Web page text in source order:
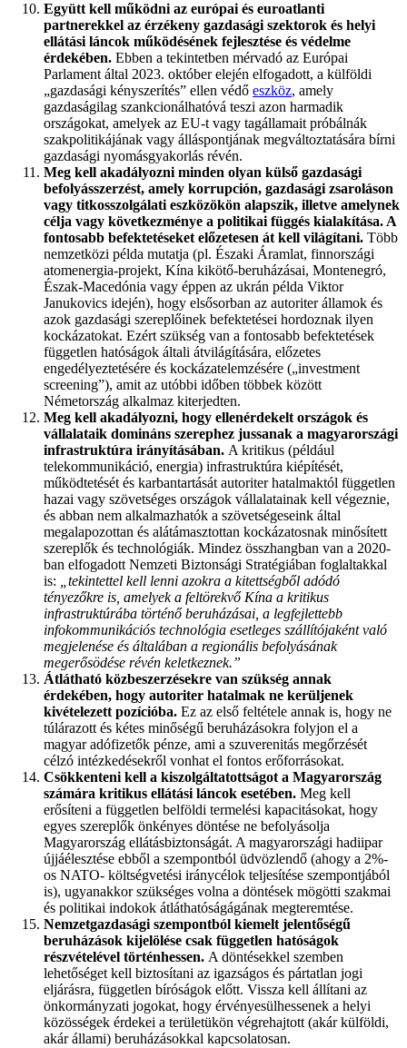
Együtt kell működni az európai és euroatlanti
partnerekkel az érzékeny gazdasági szektorok és helyi
ellátási láncok működésének fejlesztése és védelme
érdekében. Ebben a tekintetben mérvadó az Európai
Parlament által 2023. október elején elfogadott, a külföldi
„gazdasági kényszerítés” ellen védő eszköz, amely
gazdaságilag szankcionálhatóvá teszi azon harmadik
országokat, amelyek az EU-t vagy tagállamait próbálnák
szakpolitikájának vagy álláspontjának megváltoztatására bírni
gazdasági nyomásgyakorlás révén.
Meg kell akadályozni minden olyan külső gazdasági
befolyásszerzést, amely korrupción, gazdasági zsaroláson
vagy titkosszolgálati eszközökön alapszik, illetve amelynek
célja vagy következménye a politikai függés kialakítása. A
fontosabb befektetéseket előzetesen át kell világítani. Több
nemzetközi példa mutatja (pl. Északi Áramlat, finnországi
atomenergia-projekt, Kína kikötő-beruházásai, Montenegró,
Észak-Macedónia vagy éppen az ukrán példa Viktor
Janukovics idején), hogy elsősorban az autoriter államok és
azok gazdasági szereplőinek befektetései hordoznak ilyen
kockázatokat. Ezért szükség van a fontosabb befektetések
független hatóságok általi átvilágítására, előzetes
engedélyeztetésére és kockázatelemzésére („investment
screening”), amit az utóbbi időben többek között
Németország alkalmaz kiterjedten.
Meg kell akadályozni, hogy ellenérdekelt országok és
vállalataik domináns szerephez jussanak a magyarországi
infrastruktúra irányításában. A kritikus (például
telekommunikáció, energia) infrastruktúra kiépítését,
működtetését és karbantartását autoriter hatalmaktól független
hazai vagy szövetséges országok vállalatainak kell végeznie,
és abban nem alkalmazhatók a szövetségeseink által
megalapozottan és alátámasztottan kockázatosnak minősített
szereplők és technológiák. Mindez összhangban van a 2020-
ban elfogadott Nemzeti Biztonsági Stratégiában foglaltakkal
is:
„tekintettel kell lenni azokra a kitettségből adódó
tényezőkre is, amelyek a feltörekvő Kína a kritikus
infrastruktúrába történő beruházásai, a legfejlettebb
infokommunikációs technológia esetleges szállítójaként való
megjelenése és általában a regionális befolyásának
megerősödése révén keletkeznek.”
Átlátható közbeszerzésekre van szükség annak
érdekében, hogy autoriter hatalmak ne kerüljenek
kivételezett pozícióba. Ez az első feltétele annak is, hogy ne
túlárazott és kétes minőségű beruházásokra folyjon el a
magyar adófizetők pénze, ami a szuverenitás megőrzését
célzó intézkedésekről vonhat el fontos erőforrásokat.
Csökkenteni kell a kiszolgáltatottságot a Magyarország
számára kritikus ellátási láncok esetében. Meg kell
erősíteni a független belföldi termelési kapacitásokat, hogy
egyes szereplők önkényes döntése ne befolyásolja
Magyarország ellátásbiztonságát. A magyarországi hadiipar
újjáélesztése ebből a szempontból üdvözlendő (ahogy a 2%-
os NATO- költségvetési iránycélok teljesítése szempontjából
is), ugyanakkor szükséges volna a döntések mögötti szakmai
és politikai indokok átláthatóságágának megteremtése.
Nemzetgazdasági szempontból kiemelt jelentőségű
beruházások kijelölése csak független hatóságok
részvételével történhessen. A döntésekkel szemben
lehetőséget kell biztosítani az igazságos és pártatlan jogi
eljárásra, független bíróságok előtt. Vissza kell állítani az
önkormányzati jogokat, hogy érvényesülhessenek a helyi
közösségek érdekei a területükön végrehajtott (akár külföldi,
akár állami) beruházásokkal kapcsolatosan.